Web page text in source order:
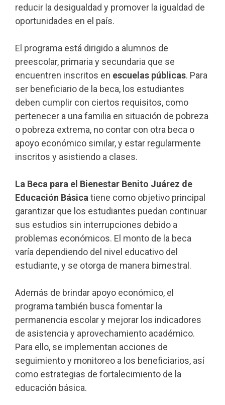
reducir la desigualdad y promover la igualdad de
oportunidades en el país.
El programa está dirigido a alumnos de
preescolar, primaria y secundaria que se
encuentren inscritos en escuelas públicas. Para
ser beneficiario de la beca, los estudiantes
deben cumplir con ciertos requisitos, como
pertenecer a una familia en situación de pobreza
o pobreza extrema, no contar con otra beca o
apoyo económico similar, y estar regularmente
inscritos y asistiendo a clases.
La Beca para el Bienestar Benito Juárez de
Educación Básica tiene como objetivo principal
garantizar que los estudiantes puedan continuar
sus estudios sin interrupciones debido a
problemas económicos. El monto de la beca
varía dependiendo del nivel educativo del
estudiante, y se otorga de manera bimestral.
Además de brindar apoyo económico, el
programa también busca fomentar la
permanencia escolar y mejorar los indicadores
de asistencia y aprovechamiento académico.
Para ello, se implementan acciones de
seguimiento y monitoreo a los beneficiarios, así
como estrategias de fortalecimiento de la
educación básica.